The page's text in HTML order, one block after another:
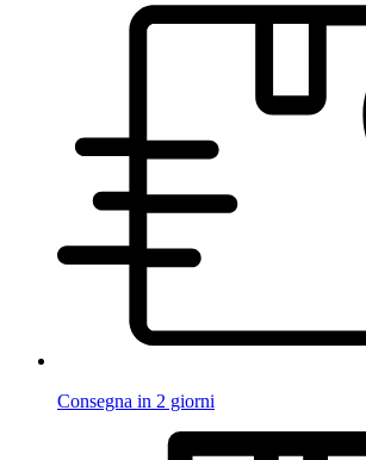
Consegna in 2 giorni